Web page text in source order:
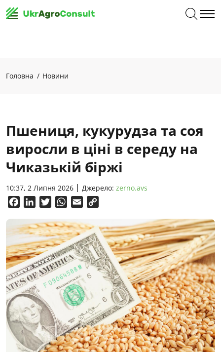
Головна Новини
Пшениця, кукурудза та соя
виросли в ціні в середу на
Чиказькій біржі
10:37, 2 Липня 2026 Джерело: zerno.avs
FacebookLinkedInTwitterWhatsApp
Email